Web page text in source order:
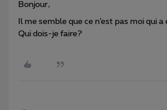
Bonjour,
Il me semble que ce n’est pas moi qui
Qui dois-je faire?